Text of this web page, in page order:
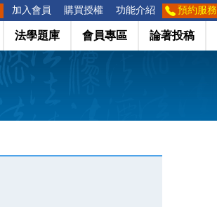
加入會員 購買授權 功能介紹 預約服務
法學題庫 會員專區 論著投稿